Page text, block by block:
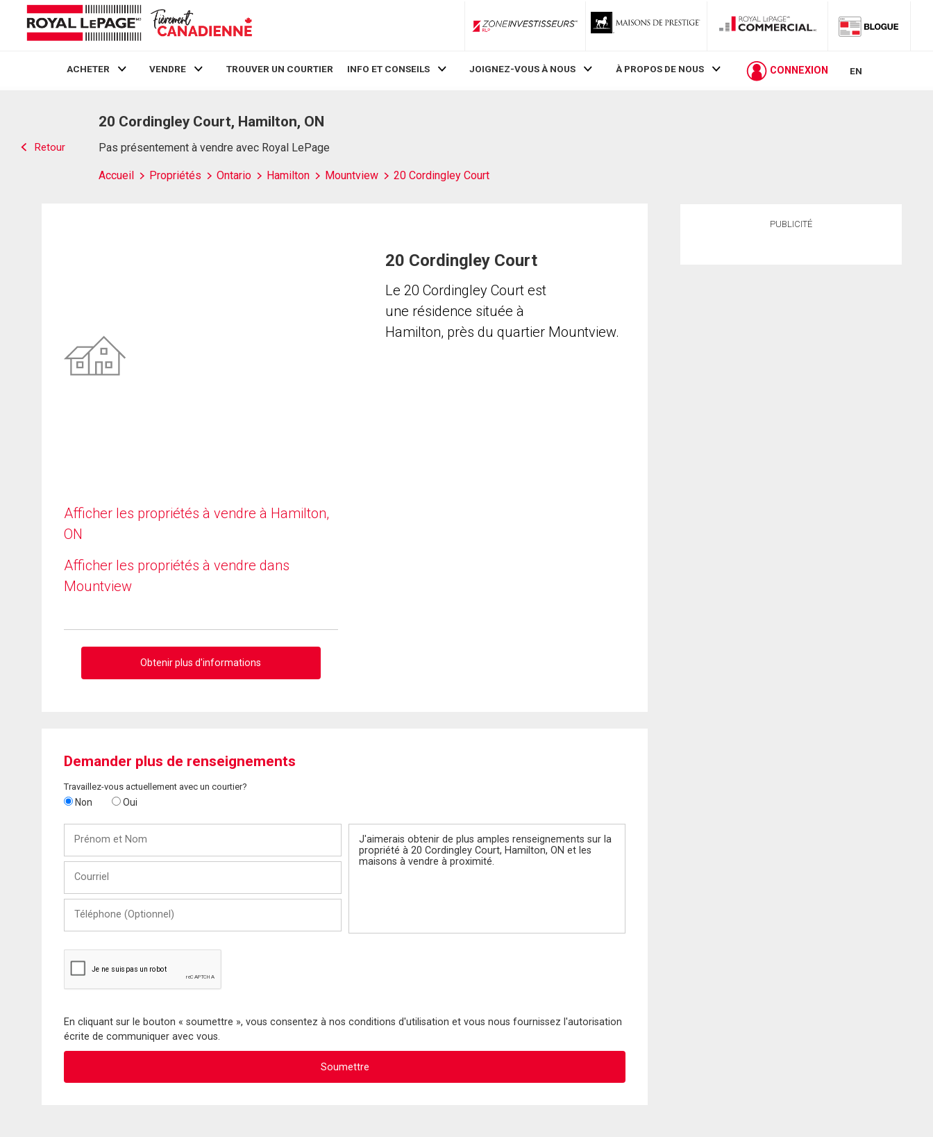
ZoneInvestisseurs RLP
ACHETER VENDRE TROUVER UN COURTIER INFO ET CONSEILS JOIGNEZ-VOUS À NOUS À PROPOS DE NOUS CONNEXION EN
Retour
20 Cordingley Court, Hamilton, ON
Pas présentement à vendre avec Royal LePage
Accueil Propriétés Ontario Hamilton Mountview 20 Cordingley Court
Afficher les propriétés à vendre à Hamilton,
ON
Afficher les propriétés à vendre dans
Mountview
Obtenir plus d'informations
20 Cordingley Court
Le 20 Cordingley Court est
une résidence située à
Hamilton, près du quartier Mountview.
Demander plus de renseignements
Travaillez-vous actuellement avec un courtier?
Non Oui
Nom
(Optionnel)
En cliquant sur le bouton « soumettre », vous consentez à nos conditions d'utilisation et vous nous fournissez l'autorisation
écrite de communiquer avec vous.
PUBLICITÉ